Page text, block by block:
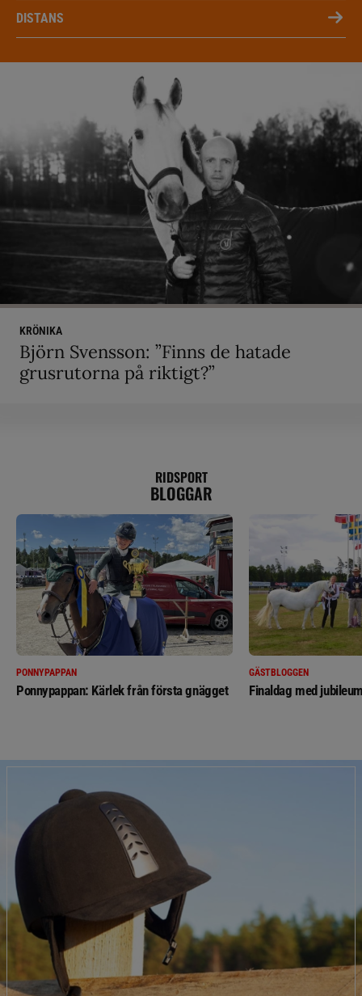
DISTANS
KRÖNIKA
Björn Svensson: ”Finns de hatade
grusrutorna på riktigt?”
RIDSPORT
BLOGGAR
PONNYPAPPAN
Ponnypappan: Kärlek från första gnägget
GÄSTBLOGGEN
Finaldag med